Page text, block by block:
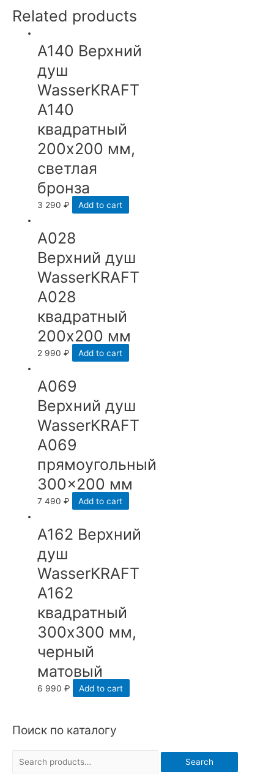
Поиск по каталогу
Search
Related products
А140 Верхний
душ
WasserKRAFT
A140
квадратный
200х200 мм,
светлая
бронза
3 290₽ Add to cart
А028
Верхний душ
WasserKRAFT
A028
квадратный
200х200 мм
2 990₽ Add to cart
А069
Верхний душ
WasserKRAFT
A069
прямоугольный
300×200 мм
7 490₽ Add to cart
А162 Верхний
душ
WasserKRAFT
A162
квадратный
300х300 мм,
черный
матовый
6 990₽ Add to cart